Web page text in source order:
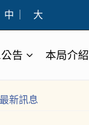
中 大
告 本局介紹
最新訊息